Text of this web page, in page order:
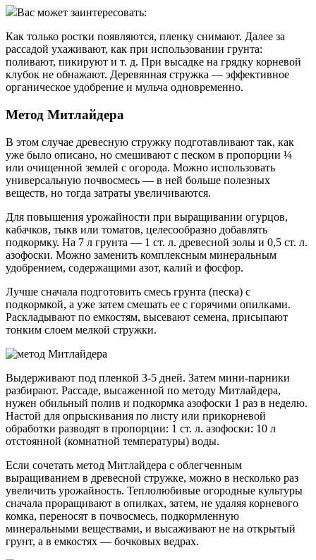
Вас может заинтересовать:
Как только ростки появляются, пленку снимают. Далее за
рассадой ухаживают, как при использовании грунта:
поливают, пикируют и т. д. При высадке на грядку корневой
клубок не обнажают. Деревянная стружка — эффективное
органическое удобрение и мульча одновременно.
Метод Митлайдера
В этом случае древесную стружку подготавливают так, как
уже было описано, но смешивают с песком в пропорции ¼
или очищенной землей с огорода. Можно использовать
универсальную почвосмесь — в ней больше полезных
веществ, но тогда затраты увеличиваются.
Для повышения урожайности при выращивании огурцов,
кабачков, тыкв или томатов, целесообразно добавлять
подкормку. На 7 л грунта — 1 ст. л. древесной золы и 0,5 ст. л.
азофоски. Можно заменить комплексным минеральным
удобрением, содержащими азот, калий и фосфор.
Лучше сначала подготовить смесь грунта (песка) с
подкормкой, а уже затем смешать ее с горячими опилками.
Раскладывают по емкостям, высевают семена, присыпают
тонким слоем мелкой стружки.
Выдерживают под пленкой 3-5 дней. Затем мини-парники
разбирают. Рассаде, высаженной по методу Митлайдера,
нужен обильный полив и подкормка азофоски 1 раз в неделю.
Настой для опрыскивания по листу или прикорневой
обработки разводят в пропорции: 1 ст. л. азофоски: 10 л
отстоянной (комнатной температуры) воды.
Если сочетать метод Митлайдера с облегченным
выращиванием в древесной стружке, можно в несколько раз
увеличить урожайность. Теплолюбивые огородные культуры
сначала проращивают в опилках, затем, не удаляя корневого
комка, переносят в почвосмесь, подкормленную
минеральными веществами, и высаживают не на открытый
грунт, а в емкостях — бочковых ведрах.